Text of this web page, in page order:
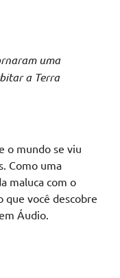
uma
a Terra
o mundo se viu
Como uma
maluca com o
que você descobre
Áudio.